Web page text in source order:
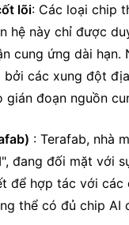
lõi: Các loại chip
hệ này chỉ được
cung ứng dài
các xung đột
đoạn nguồn
: Terafab, nhà
đang đối mặt với
hợp tác với các
thể có đủ chip AI